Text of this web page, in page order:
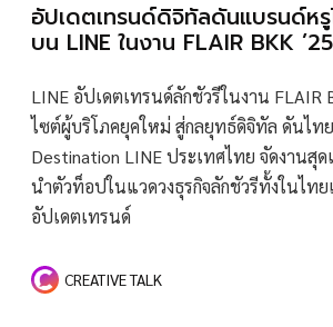
อัปเดตเทรนด์ดิจิทัลดันแบรนด์ห
บน LINE ในงาน FLAIR BKK ’25
LINE อัปเดตเทรนด์ลักชัวรีในงาน FLAIR
ไซต์ผู้บริโภคยุคใหม่ สู่กลยุทธ์ดิจิทัล ดันไท
Destination LINE ประเทศไทย จัดงานสุ
นำตัวท็อปในแวดวงธุรกิจลักชัวรีทั้งในไทย
อัปเดตเทรนด์
CREATIVE TALK